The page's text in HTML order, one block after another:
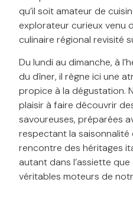
qu’il soit amateur de
explorateur curieux venu
culinaire régional revisité
Du lundi au dimanche, à
du dîner, il règne ici une
propice à la dégustation.
plaisir à faire découvrir
savoureuses, préparées
respectant la saisonnalité
rencontre des héritages
autant dans l’assiette
véritables moteurs de